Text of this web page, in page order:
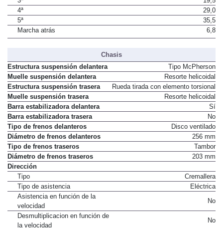
4ª
29,0
5ª
35,5
Marcha atrás
6,8
Chasis
Estructura suspensión delantera
Tipo McPherson
Muelle suspensión delantera
Resorte helicoidal
Estructura suspensión trasera
Rueda tirada con elemento torsional
Muelle suspensión trasera
Resorte helicoidal
Barra estabilizadora delantera
Sí
Barra estabilizadora trasera
No
Tipo de frenos delanteros
Disco ventilado
Diámetro de frenos delanteros
256 mm
Tipo de frenos traseros
Tambor
Diámetro de frenos traseros
203 mm
Dirección
Tipo
Cremallera
Tipo de asistencia
Eléctrica
Asistencia en función de la
velocidad
No
Desmultiplicacion en función de
la velocidad
No